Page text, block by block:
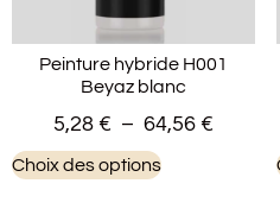
Peinture hybride H001
Beyaz blanc
5,28 € – 64,56 €
Choix des options